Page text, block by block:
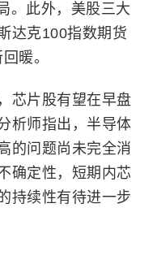
。此外，美股三大
达克100指数期货
暖。
芯片股有望在早盘
析师指出，半导体
的问题尚未完全消
确定性，短期内芯
持续性有待进一步